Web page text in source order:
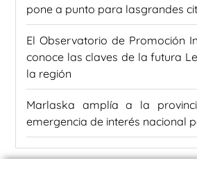
pone a punto para lasgrandes
El Observatorio de Promoción
conoce las claves de la futura
la región
Marlaska amplía a la
emergencia de interés nacional